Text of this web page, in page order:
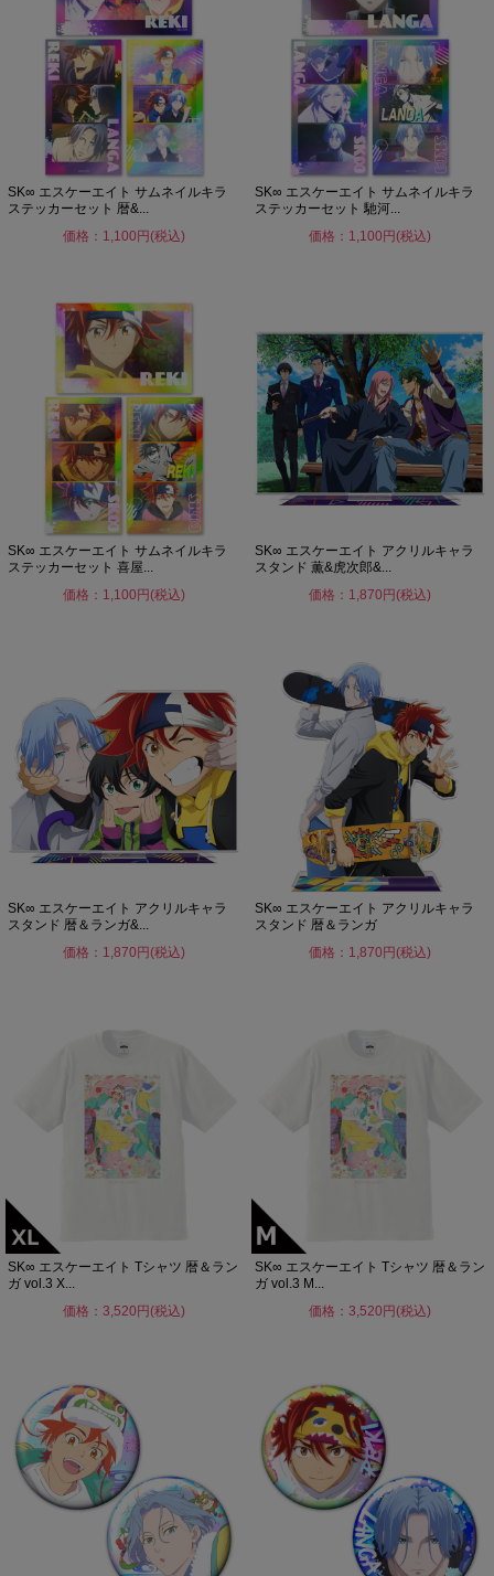
SK∞ エスケーエイト サムネイルキラ
ステッカーセット 暦&...
価格：1,100円(税込)
SK∞ エスケーエイト サムネイルキラ
ステッカーセット 馳河...
価格：1,100円(税込)
SK∞ エスケーエイト サムネイルキラ
ステッカーセット 喜屋...
価格：1,100円(税込)
SK∞ エスケーエイト アクリルキャラ
スタンド 薫&虎次郎&...
価格：1,870円(税込)
SK∞ エスケーエイト アクリルキャラ
スタンド 暦＆ランガ&...
価格：1,870円(税込)
SK∞ エスケーエイト アクリルキャラ
スタンド 暦＆ランガ
価格：1,870円(税込)
SK∞ エスケーエイト Tシャツ 暦＆ラン
ガ vol.3 X...
価格：3,520円(税込)
SK∞ エスケーエイト Tシャツ 暦＆ラン
ガ vol.3 M...
価格：3,520円(税込)